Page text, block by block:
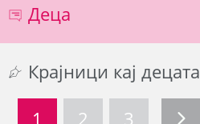
Деца
Крајници кај децата
1
2 3